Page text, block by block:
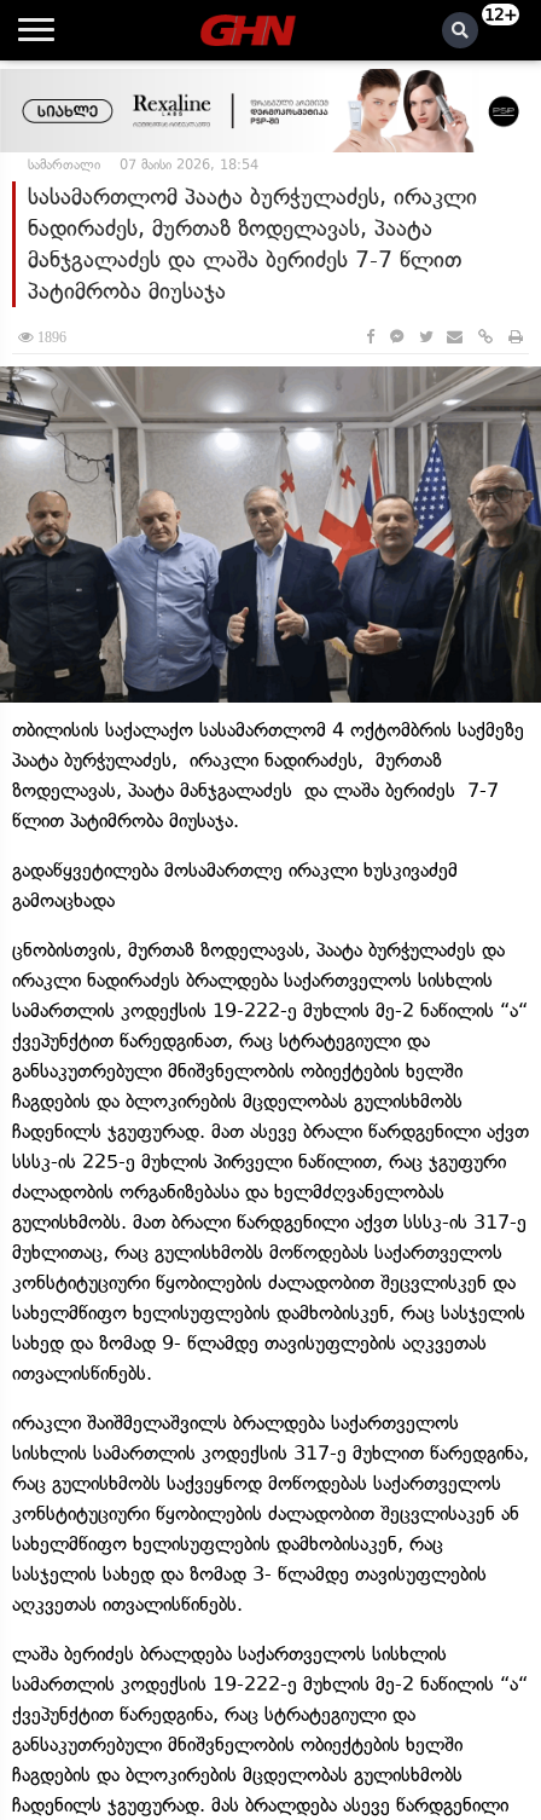
12+
სამართალი 07 მაისი 2026, 18:54
სასამართლომ პაატა ბურჭულაძეს, ირაკლი
ნადირაძეს, მურთაზ ზოდელავას, პაატა
მანჯგალაძეს და ლაშა ბერიძეს 7-7 წლით
პატიმრობა მიუსაჯა
1896
თბილისის საქალაქო სასამართლომ 4 ოქტომბრის საქმეზე
პაატა ბურჭულაძეს, ირაკლი ნადირაძეს, მურთაზ
ზოდელავას, პაატა მანჯგალაძეს და ლაშა ბერიძეს 7-7
წლით პატიმრობა მიუსაჯა.
გადაწყვეტილება მოსამართლე ირაკლი ხუსკივაძემ
გამოაცხადა
ცნობისთვის, მურთაზ ზოდელავას, პაატა ბურჭულაძეს და
ირაკლი ნადირაძეს ბრალდება საქართველოს სისხლის
სამართლის კოდექსის 19-222-ე მუხლის მე-2 ნაწილის “ა“
ქვეპუნქტით წარედგინათ, რაც სტრატეგიული და
განსაკუთრებული მნიშვნელობის ობიექტების ხელში
ჩაგდების და ბლოკირების მცდელობას გულისხმობს
ჩადენილს ჯგუფურად. მათ ასევე ბრალი წარდგენილი აქვთ
სსსკ-ის 225-ე მუხლის პირველი ნაწილით, რაც ჯგუფური
ძალადობის ორგანიზებასა და ხელმძღვანელობას
გულისხმობს. მათ ბრალი წარდგენილი აქვთ სსსკ-ის 317-ე
მუხლითაც, რაც გულისხმობს მოწოდებას საქართველოს
კონსტიტუციური წყობილების ძალადობით შეცვლისკენ და
სახელმწიფო ხელისუფლების დამხობისკენ, რაც სასჯელის
სახედ და ზომად 9- წლამდე თავისუფლების აღკვეთას
ითვალისწინებს.
ირაკლი შაიშმელაშვილს ბრალდება საქართველოს
სისხლის სამართლის კოდექსის 317-ე მუხლით წარედგინა,
რაც გულისხმობს საქვეყნოდ მოწოდებას საქართველოს
კონსტიტუციური წყობილების ძალადობით შეცვლისაკენ ან
სახელმწიფო ხელისუფლების დამხობისაკენ, რაც
სასჯელის სახედ და ზომად 3- წლამდე თავისუფლების
აღკვეთას ითვალისწინებს.
ლაშა ბერიძეს ბრალდება საქართველოს სისხლის
სამართლის კოდექსის 19-222-ე მუხლის მე-2 ნაწილის “ა“
ქვეპუნქტით წარედგინა, რაც სტრატეგიული და
განსაკუთრებული მნიშვნელობის ობიექტების ხელში
ჩაგდების და ბლოკირების მცდელობას გულისხმობს
ჩადენილს ჯგუფურად. მას ბრალდება ასევე წარდგენილი